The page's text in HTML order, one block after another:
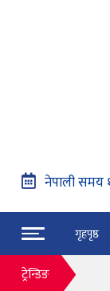
गृहपृष्ठ
ट्रेन्डिङ